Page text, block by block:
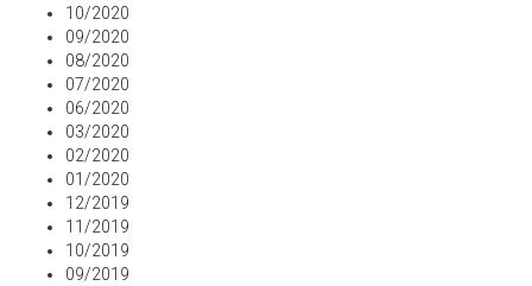
10/2020
09/2020
08/2020
07/2020
06/2020
03/2020
02/2020
01/2020
12/2019
11/2019
10/2019
09/2019